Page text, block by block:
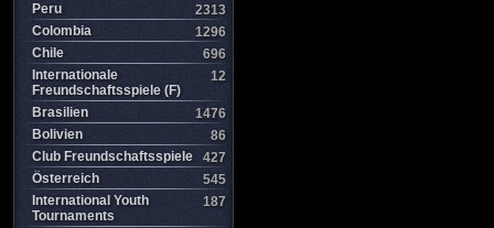
Peru
2313
Colombia
1296
Chile
696
Internationale
Freundschaftsspiele (F)
12
Brasilien
1476
Bolivien
86
Club Freundschaftsspiele
427
Österreich
545
International Youth
Tournaments
187